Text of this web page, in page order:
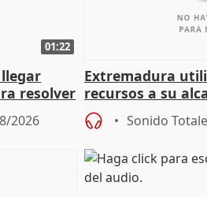
01:22
llegar
resolver
2026
Extremadura
recursos a su
más menores
Sonido